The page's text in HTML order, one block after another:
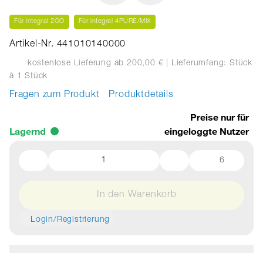
Für integral 2GO Für integral 4PURE/MIX
Artikel-Nr. 441010140000
kostenlose Lieferung ab 200,00 € | Lieferumfang: Stück
à 1 Stück
Fragen zum Produkt Produktdetails
Lagernd
Preise nur für
eingeloggte Nutzer
6
In den Warenkorb
Login/Registrierung